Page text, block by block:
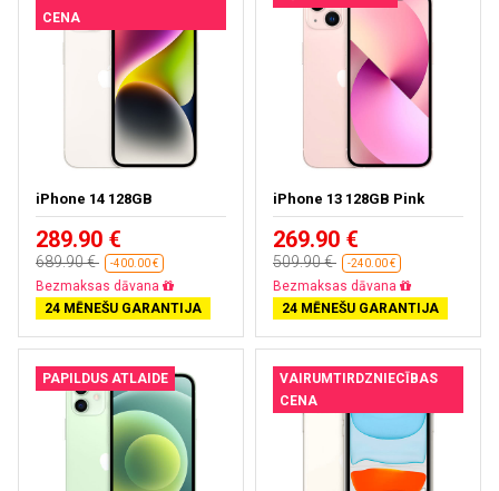
CENA
iPhone 14 128GB
289.90 €
689.90 € -400.00 €
Bezmaksas piegāde
24 MĒNEŠU GARANTIJA
iPhone 13 128GB Pink
269.90 €
509.90 € -240.00 €
Bezmaksas piegāde
24 MĒNEŠU GARANTIJA
PAPILDUS ATLAIDE
VAIRUMTIRDZNIECĪBAS
CENA